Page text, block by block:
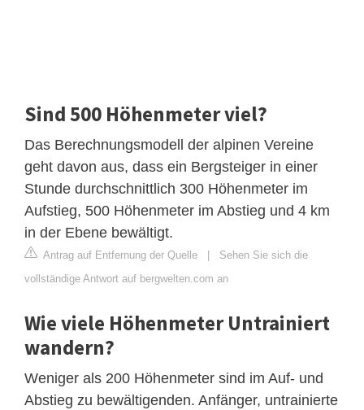
Sind 500 Höhenmeter viel?
Das Berechnungsmodell der alpinen Vereine
geht davon aus, dass ein Bergsteiger in einer
Stunde durchschnittlich 300 Höhenmeter im
Aufstieg, 500 Höhenmeter im Abstieg und 4 km
in der Ebene bewältigt.
Antrag auf Entfernung der Quelle
Sehen Sie sich die
vollständige Antwort auf bergwelten.com an
Wie viele Höhenmeter Untrainiert
wandern?
Weniger als 200 Höhenmeter sind im Auf- und
Abstieg zu bewältigenden. Anfänger, untrainierte